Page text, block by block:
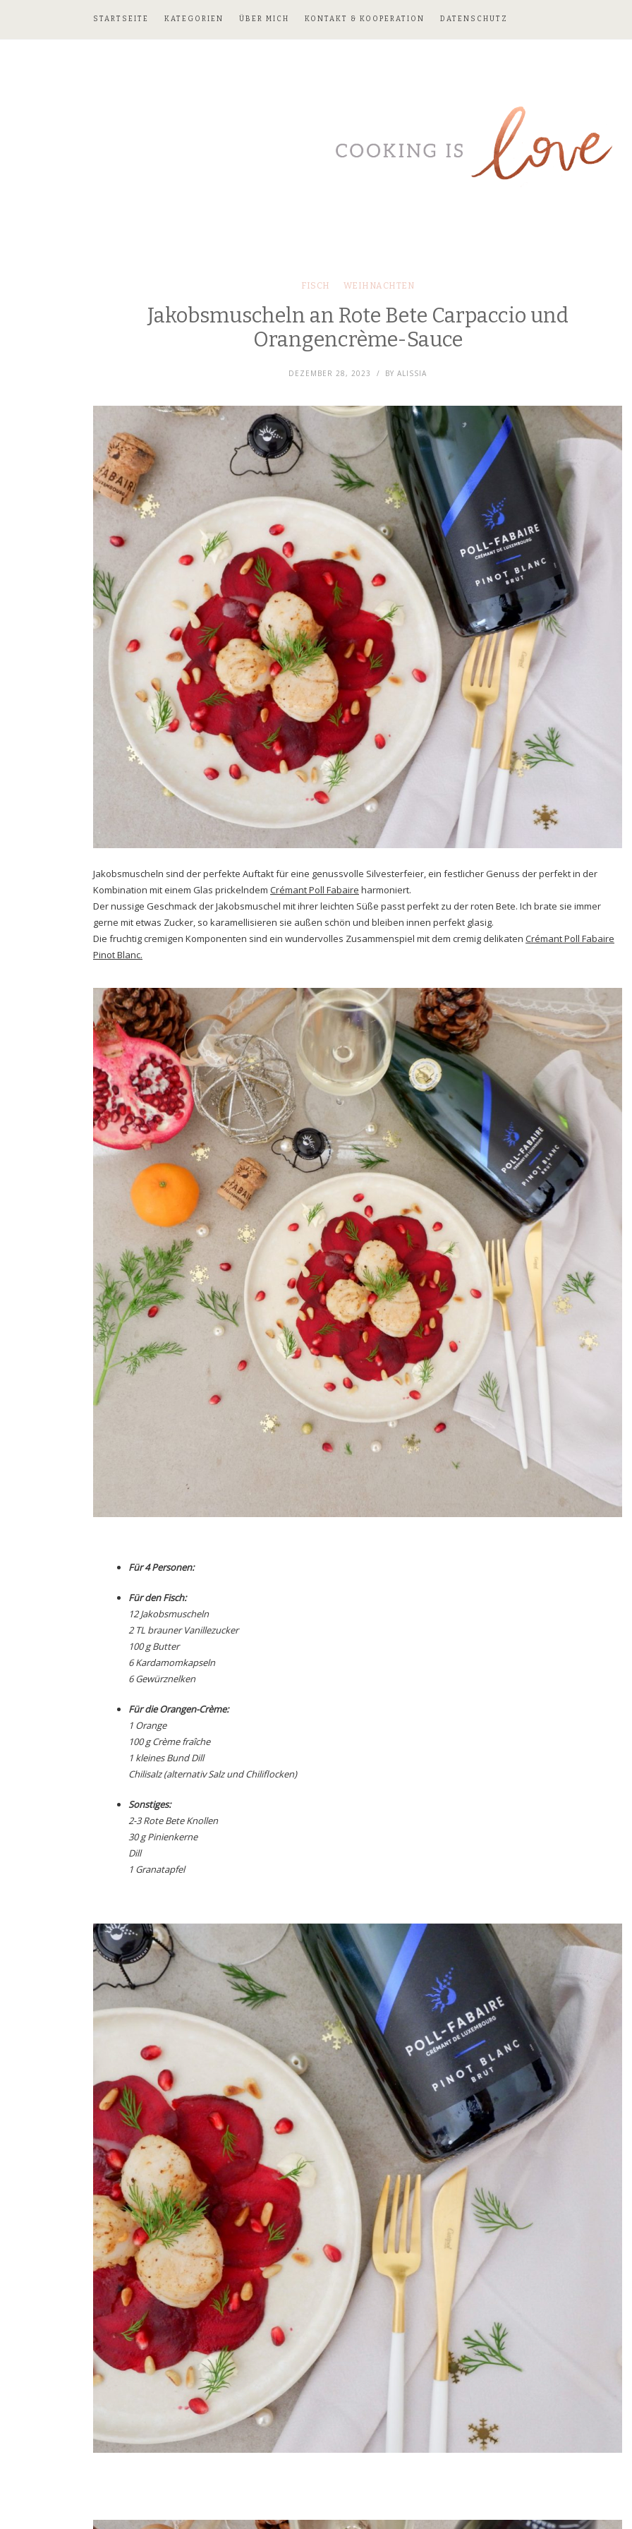
STARTSEITE KATEGORIEN ÜBER MICH KONTAKT & KOOPERATION DATENSCHUTZ
FISCH WEIHNACHTEN
Jakobsmuscheln an Rote Bete Carpaccio und
Orangencrème-Sauce
DEZEMBER 28, 2023 BY ALISSIA
Jakobsmuscheln sind der perfekte Auftakt für eine genussvolle Silvesterfeier, ein festlicher Genuss der perfekt in der
Kombination mit einem Glas prickelndem Crémant Poll Fabaire harmoniert.
Der nussige Geschmack der Jakobsmuschel mit ihrer leichten Süße passt perfekt zu der roten Bete. Ich brate sie immer
gerne mit etwas Zucker, so karamellisieren sie außen schön und bleiben innen perfekt glasig.
Die fruchtig cremigen Komponenten sind ein wundervolles Zusammenspiel mit dem cremig delikaten Crémant Poll Fabaire
Pinot Blanc.
Für 4 Personen:
Für den Fisch:
12 Jakobsmuscheln
2 TL brauner Vanillezucker
100 g Butter
6 Kardamomkapseln
6 Gewürznelken
Für die Orangen-Crème:
1 Orange
100 g Crème fraîche
1 kleines Bund Dill
Chilisalz (alternativ Salz und Chiliflocken)
Sonstiges:
2-3 Rote Bete Knollen
30 g Pinienkerne
Dill
1 Granatapfel